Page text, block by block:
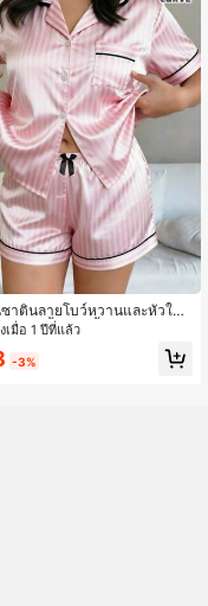
าตินลายโบว์หวานและหัวใจ
หญิง, เสื้อแขนสั้นคอปกกระดุม
นนุ่มสบาย, ทรงหลวมช่วยพราง
เมื่อ 1 ปีที่แล้ว
-3%